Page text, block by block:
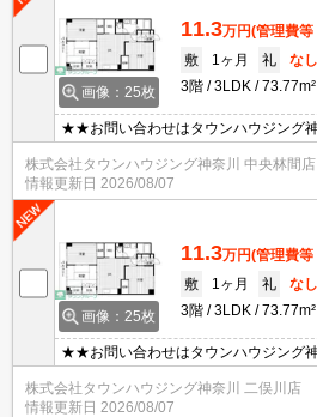
画像：25枚
11.3万円(管理費
敷
1ヶ月 礼
なし
3階
3LDK 73.77m²
★★お問い合わせはタウンハウジング
株式会社タウンハウジング神奈川 中央林間店
情報更新日 2026/08/07
画像：25枚
11.3万円(管理費
敷
1ヶ月 礼
なし
3階
3LDK 73.77m²
★★お問い合わせはタウンハウジング
株式会社タウンハウジング神奈川 二俣川店
情報更新日 2026/08/07